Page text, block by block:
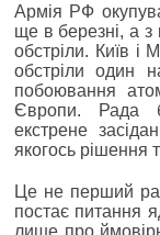
Армія РФ
ще в березні, а з
обстріли. Київ і
обстріли один
побоювання
Європи. Рада
екстрене
якогось рішення
Це не перший
постає питання
лише про